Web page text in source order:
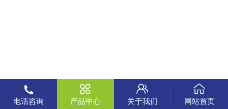
电话咨询 产品中心 关于我们 网站首页